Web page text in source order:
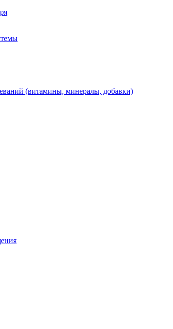
(витамины, минералы, добавки)